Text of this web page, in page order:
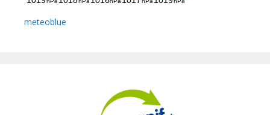
meteoblue